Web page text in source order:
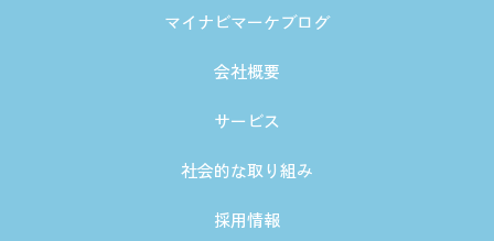
マイナビマーケブログ
会社概要
サービス
社会的な取り組み
採用情報